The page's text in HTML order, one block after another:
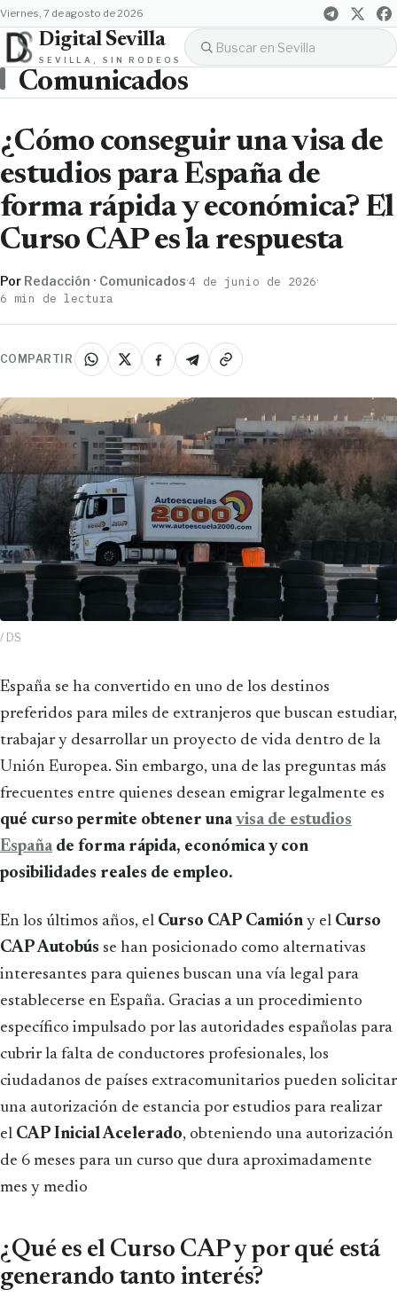
viernes, 7 de agosto de 2026
Digital Sevilla
SEVILLA, SIN RODEOS
Comunicados
¿Cómo conseguir una visa de
estudios para España de
forma rápida y económica? El
Curso CAP es la respuesta
Por Redacción · Comunicados·4 de junio de 2026·
6 min de lectura
COMPARTIR
/ DS
España se ha convertido en uno de los destinos
preferidos para miles de extranjeros que buscan estudiar,
trabajar y desarrollar un proyecto de vida dentro de la
Unión Europea. Sin embargo, una de las preguntas más
frecuentes entre quienes desean emigrar legalmente es
qué curso permite obtener unavisa de estudios
Españade forma rápida, económica y con
posibilidades reales de empleo.
En los últimos años, el Curso CAP Camión y el Curso
CAP Autobús se han posicionado como alternativas
interesantes para quienes buscan una vía legal para
establecerse en España. Gracias a un procedimiento
específico impulsado por las autoridades españolas para
cubrir la falta de conductores profesionales, los
ciudadanos de países extracomunitarios pueden solicitar
una autorización de estancia por estudios para realizar
el CAP Inicial Acelerado, obteniendo una autorización
de 6 meses para un curso que dura aproximadamente
mes y medio
¿Qué es el Curso CAP y por qué está
generando tanto interés?